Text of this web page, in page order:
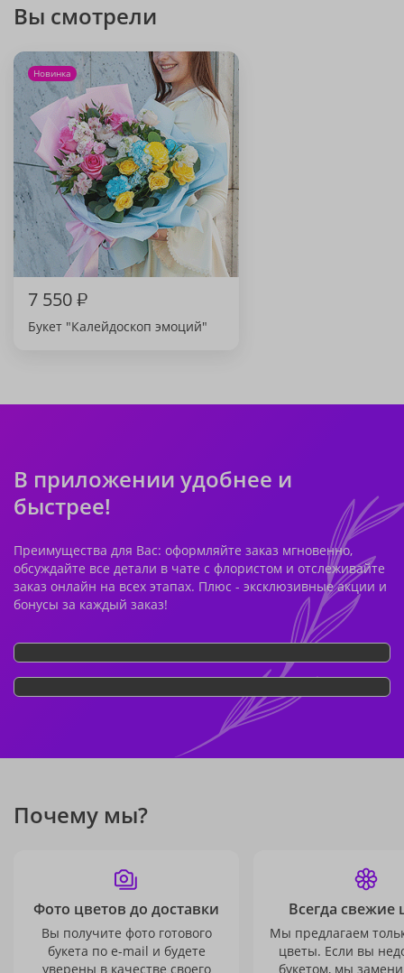
Вы смотрели
Новинка
7 550₽
Букет "Калейдоскоп эмоций"
В приложении удобнее и
быстрее!
Преимущества для Вас: оформляйте заказ мгновенно,
обсуждайте все детали в чате с флористом и отслеживайте
заказ онлайн на всех этапах. Плюс - эксклюзивные акции и
бонусы за каждый заказ!
Почему мы?
Фото цветов до доставки
Вы получите фото готового
букета по e-mail и будете
уверены в качестве своего
Всегда свежие
Мы предлагаем
цветы. Если вы
букетом, мы